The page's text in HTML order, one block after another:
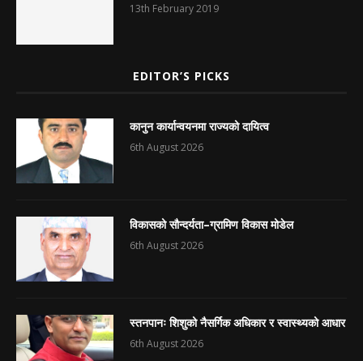
13th February 2019
EDITOR’S PICKS
कानुन कार्यान्वयनमा राज्यको दायित्व
6th August 2026
विकासको सौन्दर्यता–ग्रामिण विकास मोडेल
6th August 2026
स्तनपानः शिशुको नैसर्गिक अधिकार र स्वास्थ्यको आधार
6th August 2026